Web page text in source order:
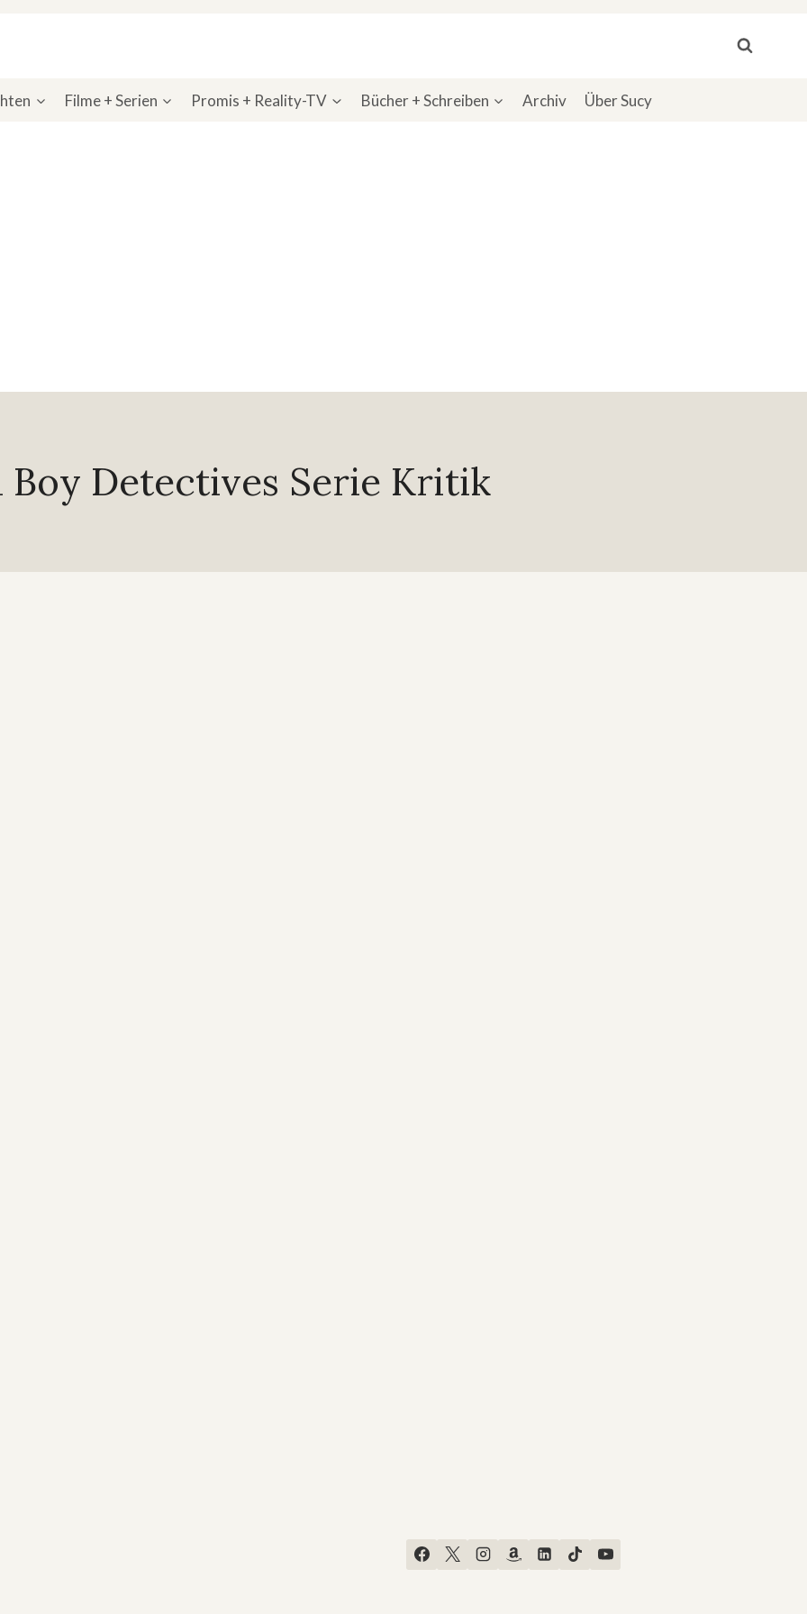
Filme + Serien Promis + Reality-TV Bücher + Schreiben Archiv Über Sucy
Boy Detectives Serie Kritik